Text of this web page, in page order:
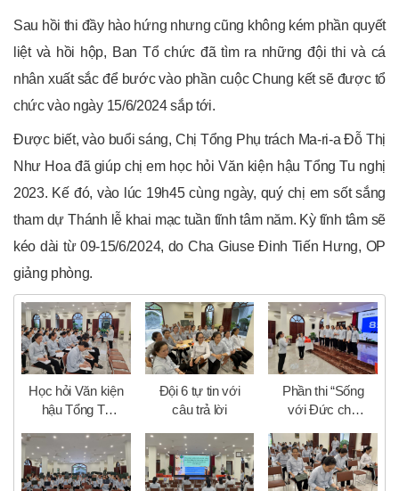
Sau hồi thi đầy hào hứng nhưng cũng không kém phần quyết
liệt và hồi hộp, Ban Tổ chức đã tìm ra những đội thi và cá
nhân xuất sắc để bước vào phần cuộc Chung kết sẽ được tổ
chức vào ngày 15/6/2024 sắp tới.
Được biết, vào buổi sáng, Chị Tổng Phụ trách Ma-ri-a Đỗ Thị
Như Hoa đã giúp chị em học hỏi Văn kiện hậu Tổng Tu nghị
2023. Kế đó, vào lúc 19h45 cùng ngày, quý chị em sốt sắng
tham dự Thánh lễ khai mạc tuần tĩnh tâm năm. Kỳ tĩnh tâm sẽ
kéo dài từ 09-15/6/2024, do Cha Giuse Đinh Tiến Hưng, OP
giảng phòng.
Học hỏi Văn kiện
hậu Tổng Tu
Đội 6 tự tin với
câu trả lời
Phần thi “Sống
với Đức cha
hình thức diễn tả